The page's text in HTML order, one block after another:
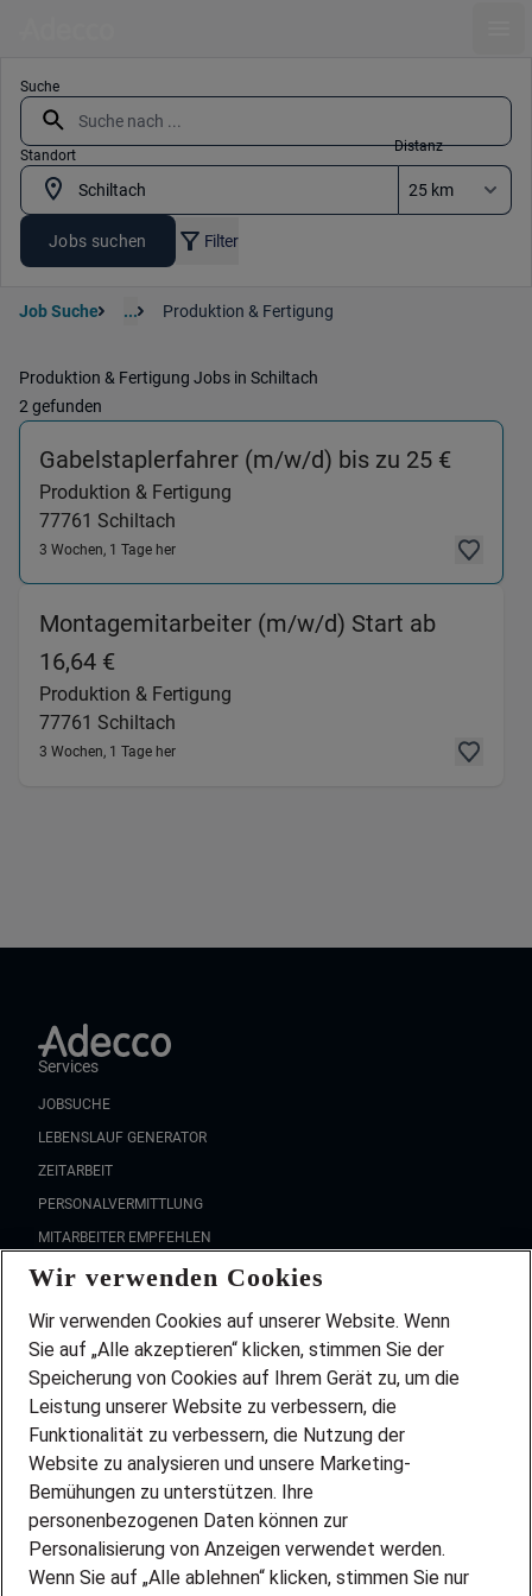
Suche
Standort
Distanz
Jobs suchen Filter
Job Suche ... Produktion & Fertigung
Produktion & Fertigung Jobs in Schiltach
2 gefunden
Gabelstaplerfahrer (m/w/d) bis zu 25 €
Produktion & Fertigung
77761 Schiltach
3 Wochen, 1 Tage her
Montagemitarbeiter (m/w/d) Start ab
16,64 €
Produktion & Fertigung
77761 Schiltach
3 Wochen, 1 Tage her
Services
JOBSUCHE
LEBENSLAUF GENERATOR
ZEITARBEIT
PERSONALVERMITTLUNG
MITARBEITER EMPFEHLEN
FAQ
Wir stellen ein!
DEINE BERUFSGRUPPE
DEINE LEBENSSITUATION
PARTNERSHIP WITH AIRBUS
INITIATIV BEWERBEN
ÜBER UNS
STANDORTE
BLOG
Wir verwenden Cookies
Wir verwenden Cookies auf unserer Website. Wenn
Sie auf „Alle akzeptieren“ klicken, stimmen Sie der
Speicherung von Cookies auf Ihrem Gerät zu, um die
Leistung unserer Website zu verbessern, die
Funktionalität zu verbessern, die Nutzung der
Website zu analysieren und unsere Marketing-
Bemühungen zu unterstützen. Ihre
personenbezogenen Daten können zur
Personalisierung von Anzeigen verwendet werden.
Wenn Sie auf „Alle ablehnen“ klicken, stimmen Sie nur